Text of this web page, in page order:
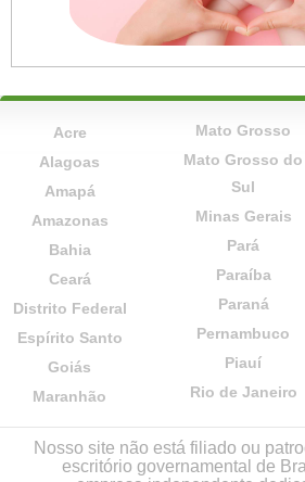
Acre
Alagoas
Amapá
Amazonas
Bahia
Ceará
Distrito Federal
Espírito Santo
Goiás
Maranhão
Mato Grosso
Mato Grosso do
Sul
Minas Gerais
Pará
Paraíba
Paraná
Pernambuco
Piauí
Rio de Janeiro
Nosso site não está filiado ou
escritório governamental de